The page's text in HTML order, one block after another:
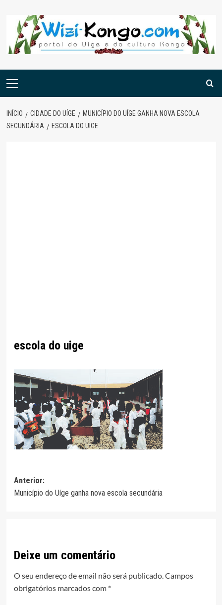
content
Menu
INÍCIO CIDADE DO UÍGE
MUNICÍPIO DO UÍGE GANHA NOVA ESCOLA
SECUNDÁRIA
ESCOLA DO UIGE
escola do uige
Navegação
de
Anterior:
Município do Uíge ganha nova escola secundária
Deixe um comentário
O seu endereço de email não será publicado.Campos
obrigatórios marcados com *